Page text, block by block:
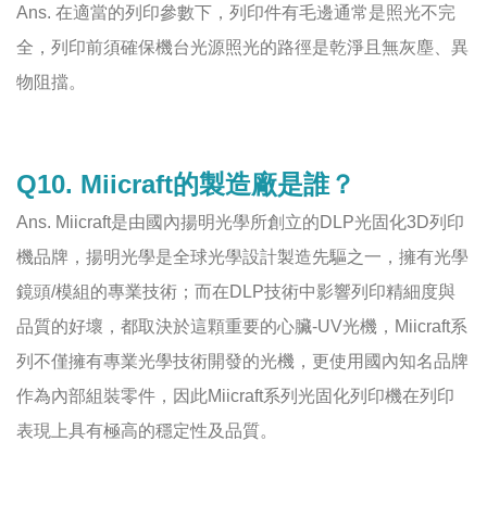
Ans. 在適當的列印參數下，列印件有毛邊通常是照光不完
全，列印前須確保機台光源照光的路徑是乾淨且無灰塵、異
物阻擋。
Q10. Miicraft的製造廠是誰？
Ans. Miicraft是由國內揚明光學所創立的DLP光固化3D列印
機品牌，揚明光學是全球光學設計製造先驅之一，擁有光學
鏡頭/模組的專業技術；而在DLP技術中影響列印精細度與
品質的好壞，都取決於這顆重要的心臟-UV光機，Miicraft系
列不僅擁有專業光學技術開發的光機，更使用國內知名品牌
作為內部組裝零件，因此Miicraft系列光固化列印機在列印
表現上具有極高的穩定性及品質。